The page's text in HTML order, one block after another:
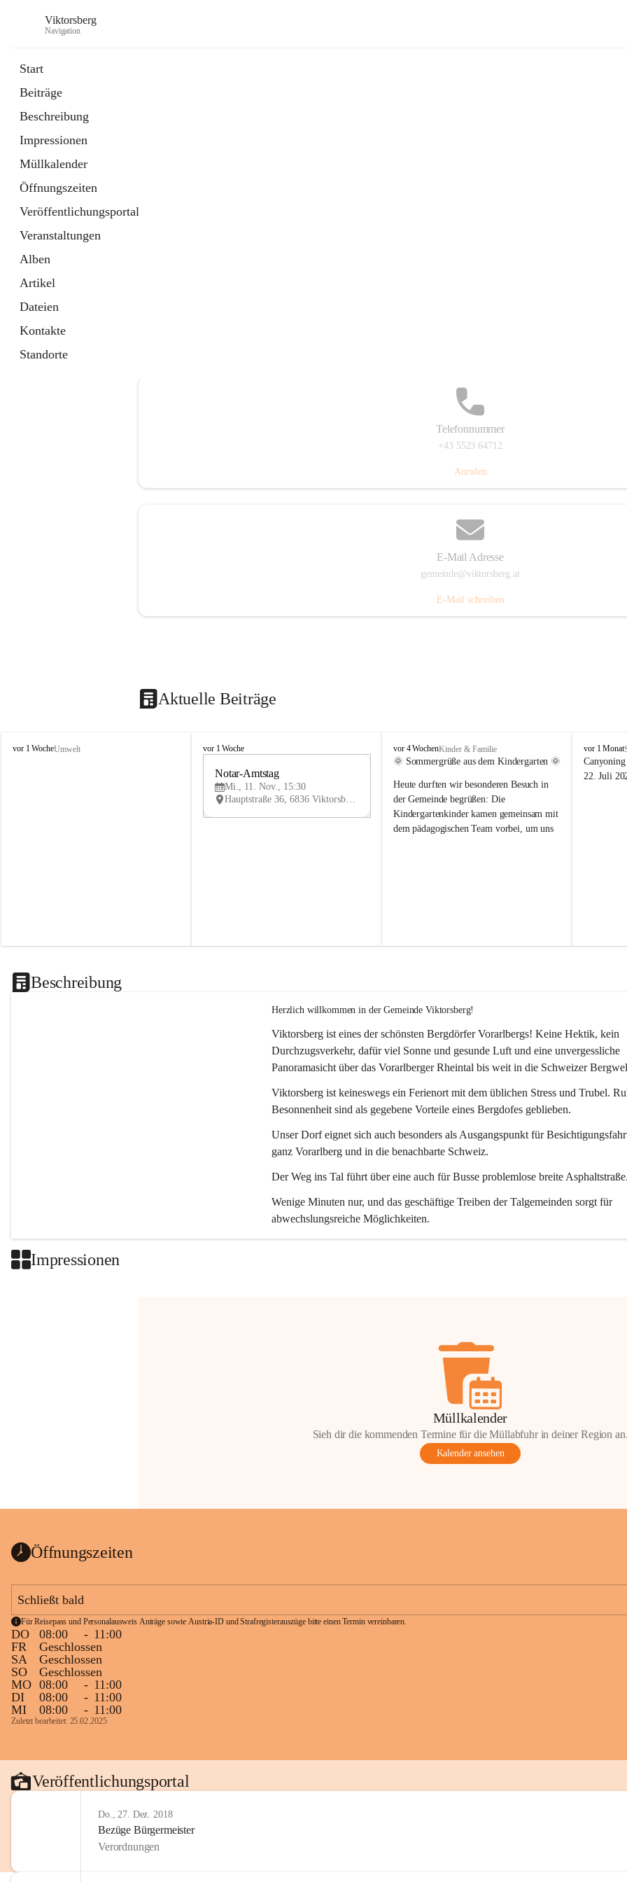
Viktorsberg
Navigation
Start
Beiträge
Beschreibung
Impressionen
Müllkalender
Öffnungszeiten
Veröffentlichungsportal
Veranstaltungen
Alben
Artikel
Dateien
Kontakte
Standorte
Telefonnummer
+43 5523 64712
Anrufen
E-Mail Adresse
gemeinde@viktorsberg.at
E-Mail schreiben
Aktuelle Beiträge
V
vor 1 WocheUmwelt
V
vor 1 Woche
V
Notar-Amtstag
Mi., 11. Nov., 15:30
Hauptstraße 36, 6836 Viktorsberg, AUT
V
i
t
o
r
s
vor 4 WochenKinder & Familie
🌞 Sommergrüße aus dem Kindergarten 🌞
Heute durften wir besonderen Besuch in
der Gemeinde begrüßen: Die
Kindergartenkinder kamen gemeinsam mit
dem pädagogischen Team vorbei, um uns
V
i
k
vor 1 Monat
22. Juli
Beschreibung
Herzlich willkommen in der Gemeinde Viktorsberg!
Viktorsberg ist eines der schönsten Bergdörfer Vorarlbergs! Keine Hektik, kein
Durchzugsverkehr, dafür viel Sonne und gesunde Luft und eine unvergessliche
Panoramasicht über das Vorarlberger Rheintal bis weit in die Schweizer
Viktorsberg ist keineswegs ein Ferienort mit dem üblichen Stress und Trubel.
Besonnenheit sind als gegebene Vorteile eines Bergdofes geblieben.
Unser Dorf eignet sich auch besonders als Ausgangspunkt für
ganz Vorarlberg und in die benachbarte Schweiz.
Der Weg ins Tal führt über eine auch für Busse problemlose breite
Wenige Minuten nur, und das geschäftige Treiben der Talgemeinden sorgt für
abwechslungsreiche Möglichkeiten.
Impressionen
Müllkalender
Sieh dir die kommenden Termine für die Müllabfuhr in deiner Region
Kalender ansehen
Öffnungszeiten
Schließt bald
Für Reisepass und Personalausweis Anträge sowie Austria-ID und Strafregisterauszüge bitte einen Termin vereinbaren.
DO 08:00 - 11:00
FR
Geschlossen
SA
Geschlossen
SO
Geschlossen
MO 08:00 - 11:00
DI
08:00 - 11:00
MI
08:00 - 11:00
Zuletzt bearbeitet: 25.02.2025
Veröffentlichungsportal
Do., 27. Dez. 2018
Bezüge Bürgermeister
Verordnungen